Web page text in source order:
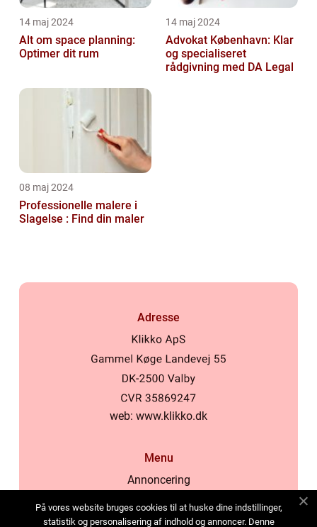
14 maj 2024
Alt om space planning:
Optimer dit rum
14 maj 2024
Advokat København: Klar
og specialiseret
rådgivning med DA Legal
08 maj 2024
Professionelle malere i
Slagelse : Find din maler
Adresse
web: www.klikko.dk
Menu
Annoncering
Cookies
På vores website bruges cookies til at huske dine indstillinger,
statistik og personalisering af indhold og annoncer. Denne